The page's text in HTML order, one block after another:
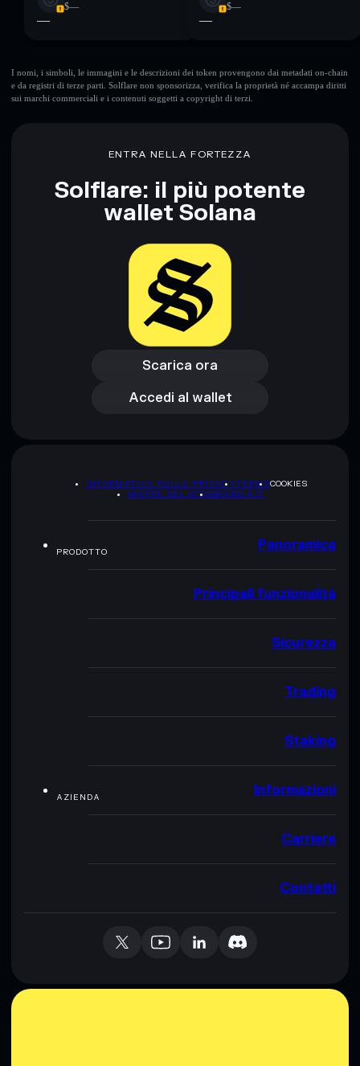
$—
—
$—
—
I nomi, i simboli, le immagini e le descrizioni dei token provengono dai metadati on-chain
e da registri di terze parti. Solflare non sponsorizza, verifica la proprietà né accampa diritti
sui marchi commerciali e i contenuti soggetti a copyright di terzi.
ENTRA NELLA FORTEZZA
Solflare: il più potente
wallet Solana
Scarica ora
Scarica ora
Accedi al wallet
Accedi al wallet
INFORMATIVA SULLA PRIVACYTERMSCOOKIES
MAPPA DEL SITOBRAND KIT
PRODOTTO Panoramica
Principali funzionalità
Sicurezza
Trading
Staking
AZIENDA Informazioni
Carriere
Contatti